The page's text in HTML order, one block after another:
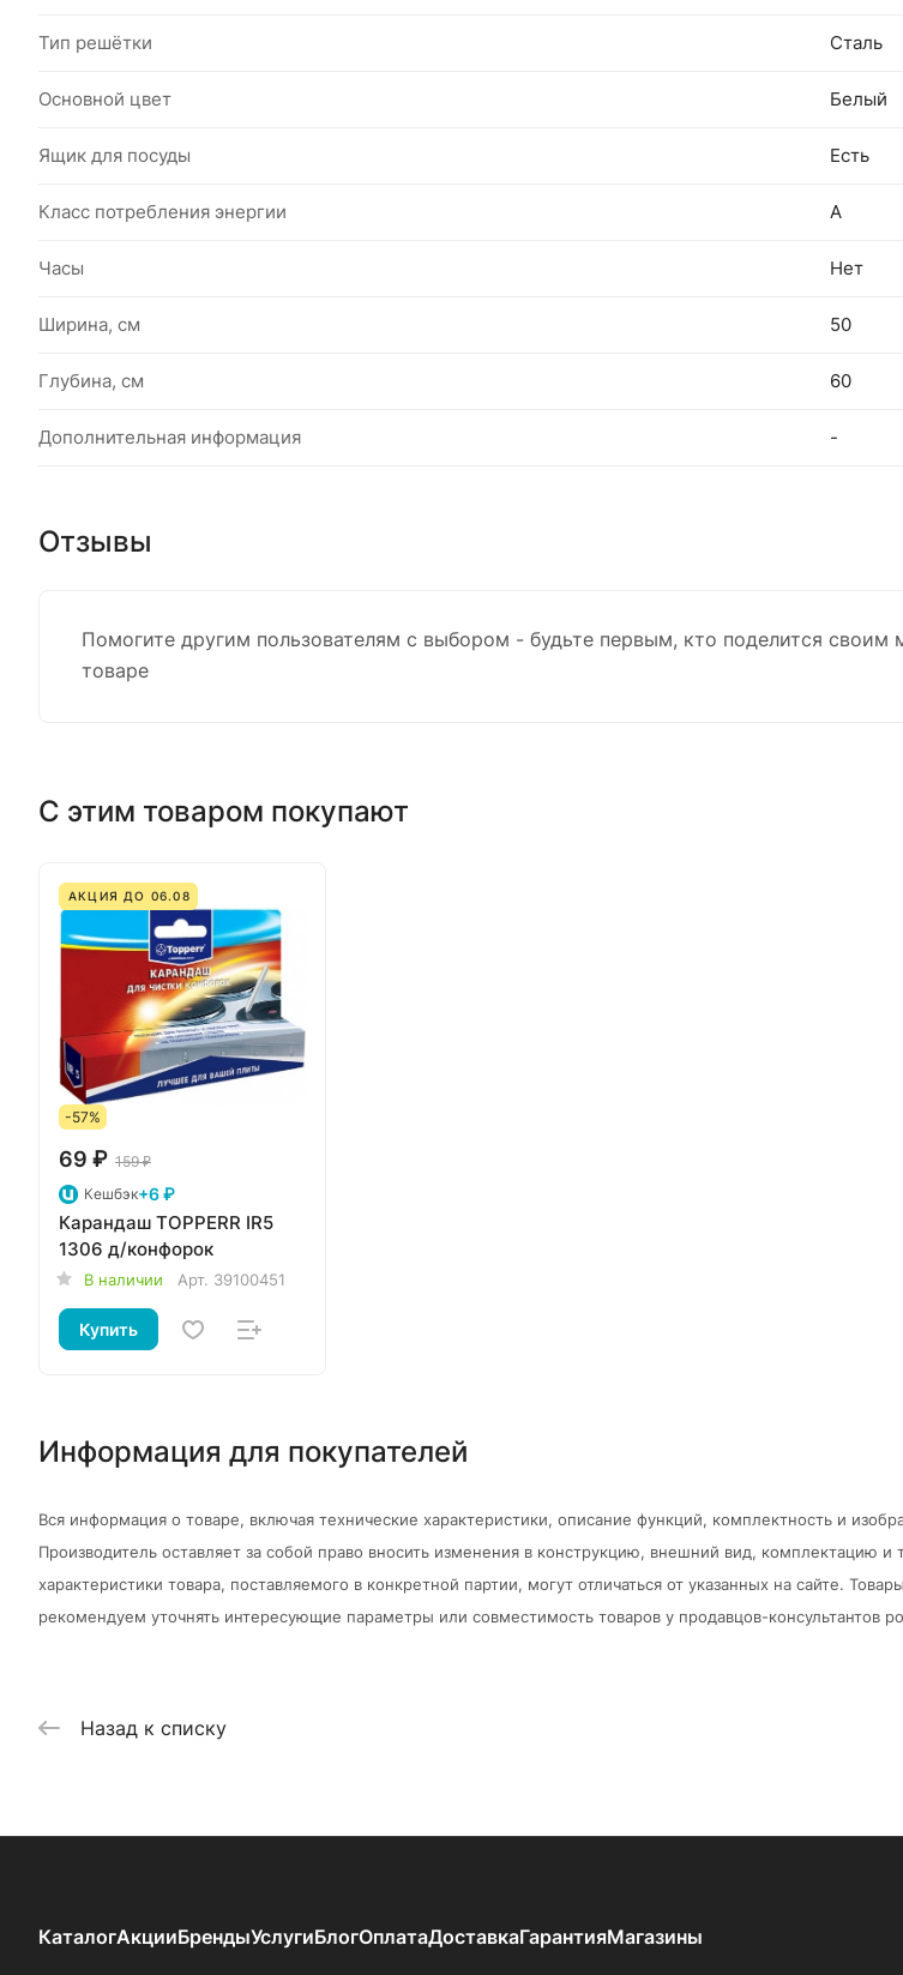
Тип решётки Сталь
Основной цвет Белый
Ящик для посуды Есть
Класс потребления энергии A
Часы Нет
Ширина, см 50
Глубина, см 60
Дополнительная информация -
Отзывы
Помогите другим пользователям с выбором - будьте первым, кто поделится своим
товаре
С этим товаром покупают
АКЦИЯ ДО 06.08
-57%
69 ₽ 159 ₽
Кешбэк+6 ₽
Карандаш TOPPERR IR5
1306 д/конфорок
В наличии Арт. 39100451
Купить
Информация для покупателей
Вся информация о товаре, включая технические характеристики, описание функций, комплектность и
Производитель оставляет за собой право вносить изменения в конструкцию, внешний вид, комплектацию
характеристики товара, поставляемого в конкретной партии, могут отличаться от указанных на сайте.
рекомендуем уточнять интересующие параметры или совместимость товаров у продавцов-консультантов
Назад к списку
КаталогАкцииБрендыУслугиБлогОплатаДоставкаГарантияМагазины